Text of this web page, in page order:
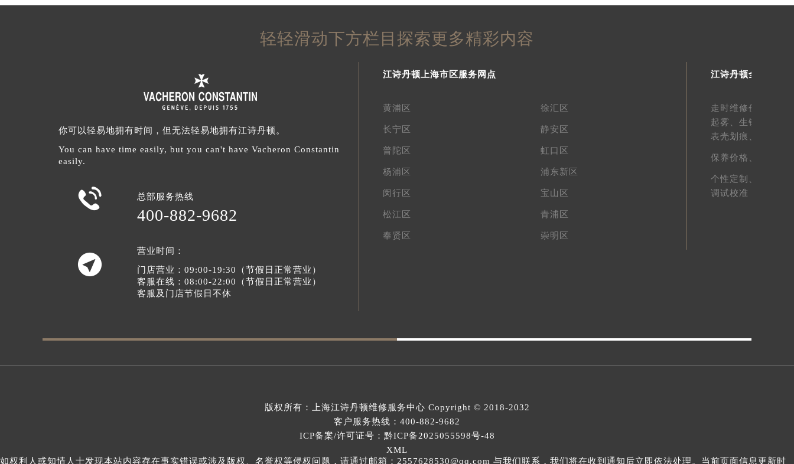
轻轻滑动下方栏目探索更多精彩内容
你可以轻易地拥有时间，但无法轻易地拥有江诗丹顿。
You can have time easily, but you can't have Vacheron Constantin
easily.
 总部服务热线
400-882-9682

营业时间：
门店营业：09:00-19:30（节假日正常营业）
客服在线：08:00-22:00（节假日正常营业）
客服及门店节假日不休
江诗丹顿上海市区服务网点
黄浦区 徐汇区
长宁区 静安区
普陀区 虹口区
杨浦区 浦东新区
闵行区 宝山区
松江区 青浦区
奉贤区 崇明区
江诗丹顿全面服务
走时维修价格、
起雾、生锈维修价
表壳划痕、
保养价格、
个性定制、
调试校准
版权所有： 上海江诗丹顿维修服务中心 Copyright © 2018-2032
客户服务热线： 400-882-9682
ICP备案/许可证号：黔ICP备2025055598号-48
XML
如权利人或知情人士发现本站内容存在事实错误或涉及版权、名誉权等侵权问题，请通过邮箱：2557628530@qq.com 与我们联系，我们将在收到通知后立即依法处理。当前页面信息更新时